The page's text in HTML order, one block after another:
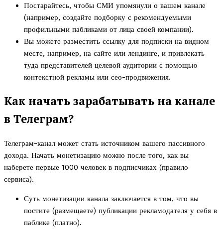
Постарайтесь, чтобы СМИ упомянули о вашем канале
(например, создайте подборку с рекомендуемыми
профильными пабликами от лица своей компании).
Вы можете разместить ссылку для подписки на видном
месте, например, на сайте или лендинге, и привлекать
туда представителей целевой аудитории с помощью
контекстной рекламы или сео-продвижения.
Как начать зарабатывать на канале
в Телеграм?
Телеграм-канал может стать источником вашего пассивного
дохода. Начать монетизацию можно после того, как вы
наберете первые 1000 человек в подписчиках (правило
сервиса).
Суть монетизации канала заключается в том, что вы
постите (размещаете) публикации рекламодателя у себя в
паблике (платно).